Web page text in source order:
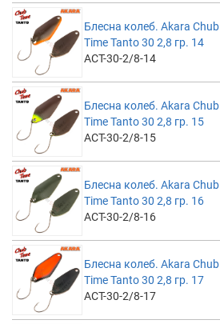
Блесна колеб. Akara Chub
Time Tanto 30 2,8 гр. 14
ACT-30-2/8-14
Блесна колеб. Akara Chub
Time Tanto 30 2,8 гр. 15
ACT-30-2/8-15
Блесна колеб. Akara Chub
Time Tanto 30 2,8 гр. 16
ACT-30-2/8-16
Блесна колеб. Akara Chub
Time Tanto 30 2,8 гр. 17
ACT-30-2/8-17